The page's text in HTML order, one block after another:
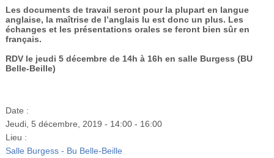
Les documents de travail seront pour la plupart en langue
anglaise, la maîtrise de l’anglais lu est donc un plus. Les
échanges et les présentations orales se feront bien sûr en
français.
RDV le jeudi 5 décembre de 14h à 16h en salle Burgess (BU
Belle-Beille)
Date :
Jeudi, 5 décembre, 2019 - 14:00- 16:00
Lieu :
Salle Burgess - Bu Belle-Beille